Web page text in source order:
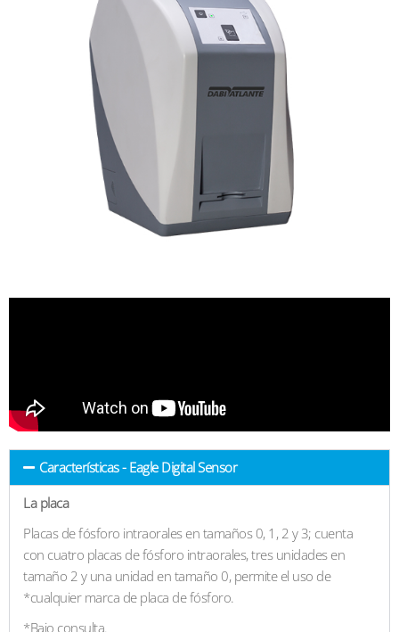
Características - Eagle Digital Sensor
La placa
Placas de fósforo intraorales en tamaños 0, 1, 2 y 3; cuenta
con cuatro placas de fósforo intraorales, tres unidades en
tamaño 2 y una unidad en tamaño 0, permite el uso de
*cualquier marca de placa de fósforo.
*Bajo consulta.